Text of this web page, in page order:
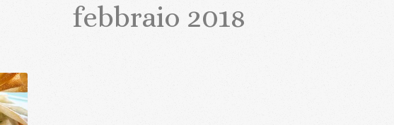
febbraio 2018